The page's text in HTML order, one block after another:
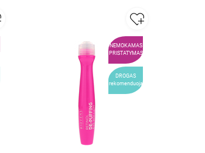
NEMOKAMAS
PRISTATYMAS
DROGAS
rekomenduoja